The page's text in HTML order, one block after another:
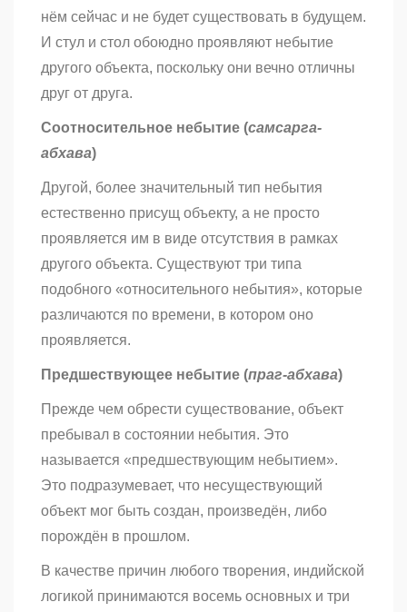
нём сейчас и не будет существовать в будущем.
И стул и стол обоюдно проявляют небытие
другого объекта, поскольку они вечно отличны
друг от друга.
Соотносительное небытие (самсарга-
абхава)
Другой, более значительный тип небытия
естественно присущ объекту, а не просто
проявляется им в виде отсутствия в рамках
другого объекта. Существуют три типа
подобного «относительного небытия», которые
различаются по времени, в котором оно
проявляется.
Предшествующее небытие (праг-абхава)
Прежде чем обрести существование, объект
пребывал в состоянии небытия. Это
называется «предшествующим небытием».
Это подразумевает, что несуществующий
объект мог быть создан, произведён, либо
порождён в прошлом.
В качестве причин любого творения, индийской
логикой принимаются восемь основных и три